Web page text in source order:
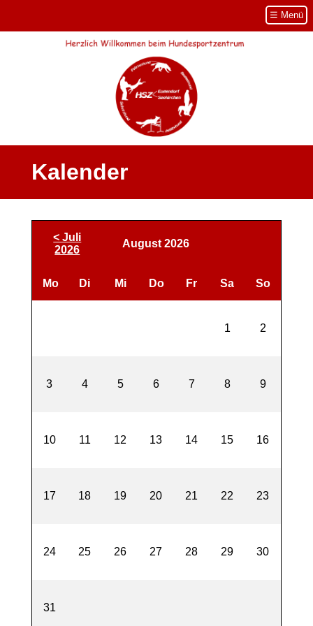
☰ Menü
Kalender
< Juli
2026
August 2026
Mo Di Mi Do Fr Sa So
1 2
3 4 5 6 7 8 9
10 11 12 13 14 15 16
17 18 19 20 21 22 23
24 25 26 27 28 29 30
31